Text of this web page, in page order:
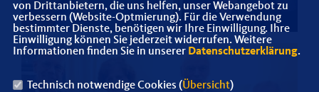
von Drittanbietern, die uns helfen, unser Webangebot zu
verbessern (Website-Optmierung). Für die Verwendung
bestimmter Dienste, benötigen wir Ihre Einwilligung. Ihre
Einwilligung können Sie jederzeit widerrufen. Weitere
Informationen finden Sie in unserer Datenschutzerklärung.
Technisch notwendige Cookies (Übersicht)